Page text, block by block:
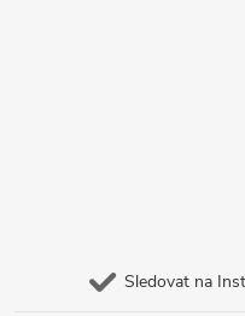
Sledovat na